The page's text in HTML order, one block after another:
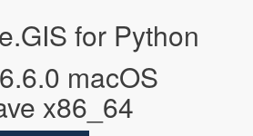
for Python
macOS
x86_64